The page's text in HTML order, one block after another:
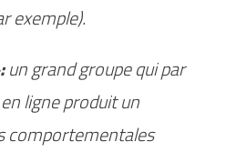
exemple).
un grand groupe qui par
ligne produit un
comportementales